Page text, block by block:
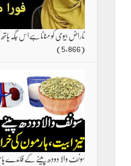
ناراض بیوی کو منانا ہےاس جگہ
(5,866)
سونف والا دودھ پینے کے فائدے